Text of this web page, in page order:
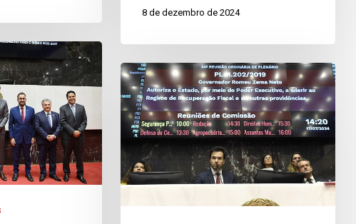
8 de dezembro de 2024